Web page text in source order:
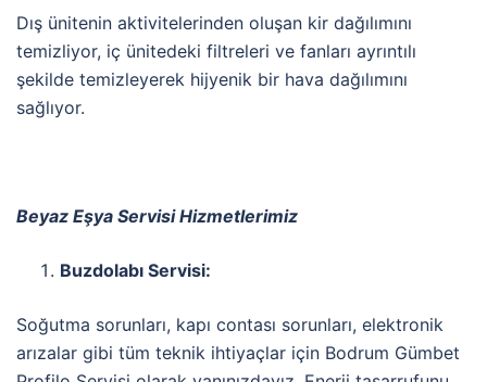
Dış ünitenin aktivitelerinden oluşan kir dağılımını
temizliyor, iç ünitedeki filtreleri ve fanları ayrıntılı
şekilde temizleyerek hijyenik bir hava dağılımını
sağlıyor.
Beyaz Eşya Servisi Hizmetlerimiz
Buzdolabı Servisi:
Soğutma sorunları, kapı contası sorunları, elektronik
arızalar gibi tüm teknik ihtiyaçlar için Bodrum Gümbet